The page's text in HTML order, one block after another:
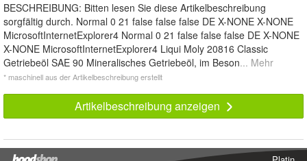
BESCHREIBUNG: Bitten lesen Sie diese Artikelbeschreibung
sorgfältig durch. Normal 0 21 false false false DE X-NONE X-NONE
MicrosoftInternetExplorer4 Normal 0 21 false false false DE X-NONE
X-NONE MicrosoftInternetExplorer4 Liqui Moly 20816 Classic
Getriebeöl SAE 90 Mineralisches Getriebeöl, im Beson... Mehr
* maschinell aus der Artikelbeschreibung erstellt
Artikelbeschreibung anzeigen